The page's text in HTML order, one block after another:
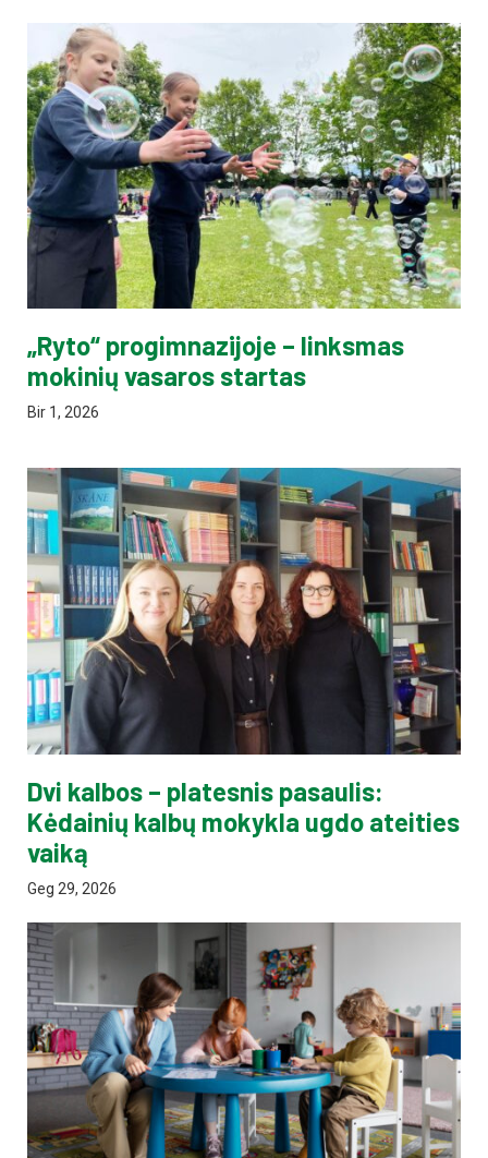
„Ryto“ progimnazijoje – linksmas
mokinių vasaros startas
Bir 1, 2026
Dvi kalbos – platesnis pasaulis:
Kėdainių kalbų mokykla ugdo ateities
vaiką
Geg 29, 2026